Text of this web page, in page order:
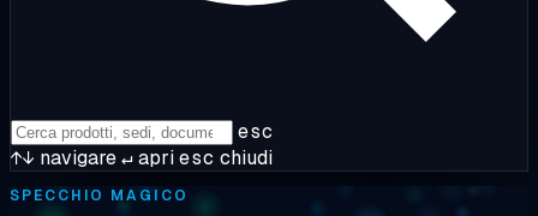
esc
↑↓ navigare↵apriesc chiudi
SPECCHIO MAGICO